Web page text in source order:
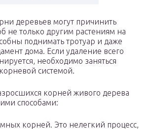
деревьев могут причинить
не только другим растениям на
поднимать тротуар и даже
дома. Если удаление всего
необходимо заняться
системой.
корней живого дерева
способами:
корней. Это нелегкий процесс,